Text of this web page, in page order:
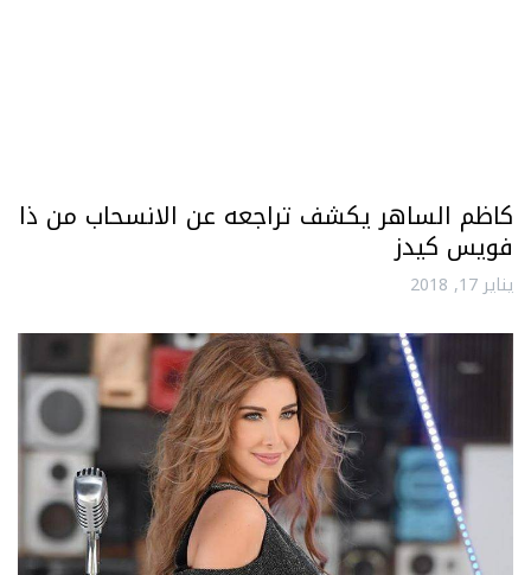
كاظم الساهر يكشف تراجعه عن الانسحاب من ذا
فويس كيدز
يناير 17, 2018